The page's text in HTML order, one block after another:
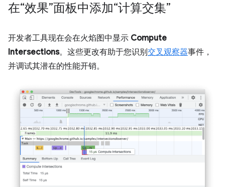
在“效果”面板中添加“计算交集”
开发者工具现在会在火焰图中显示 Compute
Intersections。这些更改有助于您识别交叉观察器事件，
并调试其潜在的性能开销。